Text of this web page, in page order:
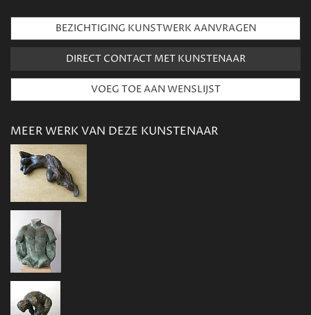
BEZICHTIGING KUNSTWERK AANVRAGEN
DIRECT CONTACT MET KUNSTENAAR
MEER WERK VAN DEZE KUNSTENAAR